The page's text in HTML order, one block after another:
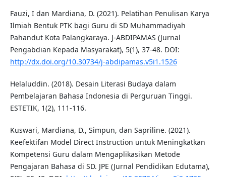
Fauzi, I dan Mardiana, D. (2021). Pelatihan Penulisan Karya
Ilmiah Bentuk PTK bagi Guru di SD Muhammadiyah
Pahandut Kota Palangkaraya. J-ABDIPAMAS (Jurnal
Pengabdian Kepada Masyarakat), 5(1), 37-48. DOI:
http://dx.doi.org/10.30734/j-abdipamas.v5i1.1526
Helaluddin. (2018). Desain Literasi Budaya dalam
Pembelajaran Bahasa Indonesia di Perguruan Tinggi.
ESTETIK, 1(2), 111-116.
Kuswari, Mardiana, D., Simpun, dan Sapriline. (2021).
Keefektifan Model Direct Instruction untuk Meningkatkan
Kompetensi Guru dalam Mengaplikasikan Metode
Pengajaran Bahasa di SD. JPE (Jurnal Pendidikan Edutama),